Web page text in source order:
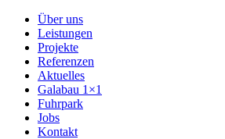
Über uns
Leistungen
Projekte
Referenzen
Aktuelles
Galabau 1×1
Fuhrpark
Jobs
Kontakt